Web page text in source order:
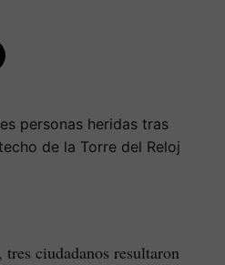
ciudadanos resultaron